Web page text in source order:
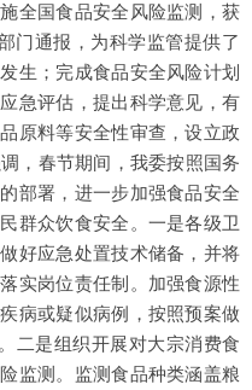
全国食品安全风险监测，获
门通报，为科学监管提供了
生；完成食品安全风险计划
急评估，提出科学意见，有
原料等安全性审查，设立政
，春节期间，我委按照国务
部署，进一步加强食品安全
群众饮食安全。一是各级卫
好应急处置技术储备，并将
实岗位责任制。加强食源性
病或疑似病例，按照预案做
二是组织开展对大宗消费食
监测。监测食品种类涵盖粮